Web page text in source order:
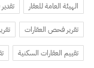
الهيئة العامة للعقار
تقرير فحص العقارات
تقييم العقارات السكنية